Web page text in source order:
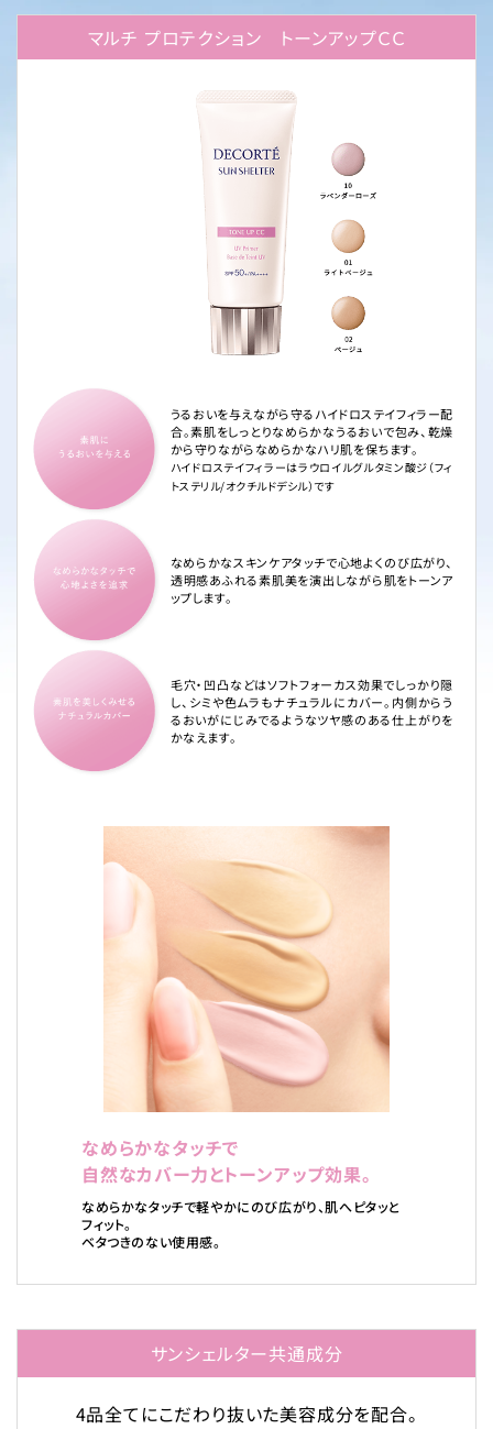
マルチ プロテクション トーンアップＣＣ
うるおいを与えながら守るハイドロステイフィラー配
合。素肌をしっとりなめらかなうるおいで包み、乾燥
から守りながらなめらかなハリ肌を保ちます。
ハイドロステイフィラーはラウロイルグルタミン酸ジ（フィ
トステリル/オクチルドデシル）です
なめらかなスキンケアタッチで心地よくのび広がり、
透明感あふれる素肌美を演出しながら肌をトーンア
ップします。
毛穴・凹凸などはソフトフォーカス効果でしっかり隠
し、シミや色ムラもナチュラルにカバー。内側からう
るおいがにじみでるようなツヤ感のある仕上がりを
かなえます。
なめらかなタッチで
自然なカバー力とトーンアップ効果。
なめらかなタッチで軽やかにのび広がり、肌へピタッと
フィット。
ベタつきのない使用感。
サンシェルター共通成分
4品全てにこだわり抜いた美容成分を配合。